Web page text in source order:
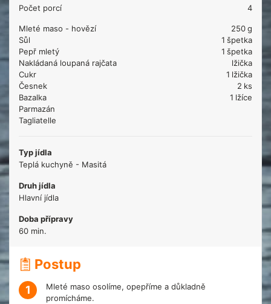
Počet porcí 4
Mleté maso - hovězí 250g
Sůl
1 špetka
Pepř mletý
1 špetka
Nakládaná loupaná rajčata
lžička
Cukr
1 lžička
Česnek
2 ks
Bazalka
1 lžíce
Parmazán
Tagliatelle
Typ jídla
Teplá kuchyně - Masitá
Druh jídla
Hlavní jídla
Doba přípravy
60 min.
Postup
1
Mleté maso osolíme, opepříme a důkladně
promícháme.